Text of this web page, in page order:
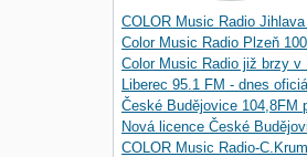
COLOR Music Radio
Color Music Radio Plzeň
Color Music Radio již brzy
Liberec 95.1 FM - dnes
České Budějovice 104,8FM
Nová licence České
COLOR Music Radio-